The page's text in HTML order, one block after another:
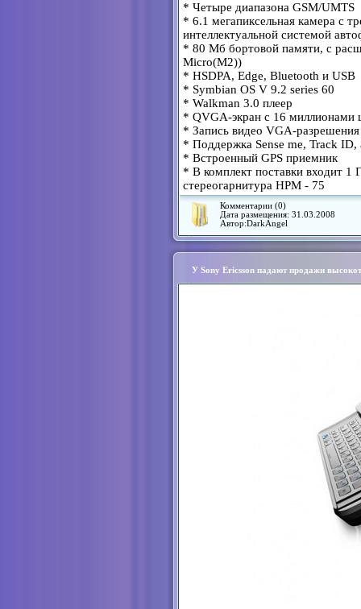
* Четыре диапазона GSM/UMTS
* 6.1 мегапиксельная камера с
интеллектуальной системой
* 80 Мб бортовой памяти, с
Micro(M2))
* HSDPA, Edge, Bluetooth и USB
* Symbian OS V 9.2 series 60
* Walkman 3.0 плеер
* QVGA-экран с 16 миллионами
* Запись видео VGA-
* Поддержка Sense me, Track ID,
* Встроенный GPS приемник
* В комплект поставки входит 1
стереогарнитура HPM - 75
Комментарии (0)
Дата размещения: 31.03.2008
Автор:DarkAngel
У Sony Ericsson падают продажи